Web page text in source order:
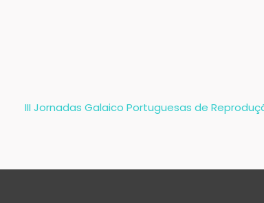
III Jornadas Galaico Portuguesas de